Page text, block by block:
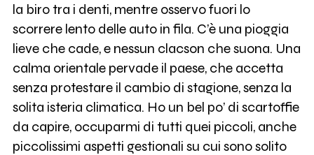
la biro tra i denti, mentre osservo fuori lo
scorrere lento delle auto in fila. C’è una pioggia
lieve che cade, e nessun clacson che suona. Una
calma orientale pervade il paese, che accetta
senza protestare il cambio di stagione, senza la
solita isteria climatica. Ho un bel po’ di scartoffie
da capire, occuparmi di tutti quei piccoli, anche
piccolissimi aspetti gestionali su cui sono solito